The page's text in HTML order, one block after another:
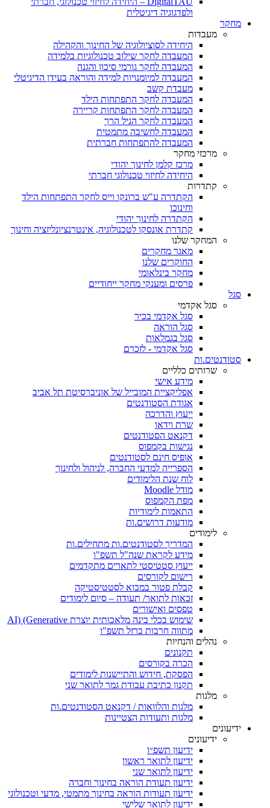
ולפדגוגיה דיגיטלית
מחקר
מעבדות
היחידה לסוציולוגיה של החינוך והקהילה
המעבדה לחקר שילוב טכנולוגיות בלמידה
המעבדה לחקר גורמי סיכון והגנה
המעבדה למיומנויות למידה והוראה בעידן הדיגיטלי
מעבדת קשב
המעבדה לחקר התפתחות הילד
המעבדה לחקר התפתחות קריירה
המעבדה לחקר הגיל הרך
המעבדה לחשיבה מתמטית
המעבדה להתפתחות חברתית
מרכזי מחקר
מרכז קלמן לחינוך יהודי
היחידה לחיזוי טכנולוגי חברתי
קתדרות
הקתדרה ע"ש ברונקו וייס לחקר התפתחות הילד
וחינוכו
הקתדרה לחינוך יהודי
קתדרת אונסקו לטכנולוגיה, אינטרנציונליזציה וחינוך
המחקר שלנו
מאגר מחקרים
החוקרים שלנו
מחקר בינלאומי
פרסים ומענקי מחקר ייחודיים
סגל
סגל אקדמי
סגל אקדמי בכיר
סגל הוראה
סגל בגמלאות
סגל אקדמי - לזכרם
סטודנטים.ות
שרותים כלליים
מידע אישי
אפליקציית המובייל של אוניברסיטת תל אביב
אגודת הסטודנטים
ייעוץ והדרכה
שרת וידאו
דקנאט הסטודנטים
נגישות בקמפוס
אופיס חינם לסטודנטים
הספרייה למדעי החברה, לניהול ולחינוך
לוח שנת הלימודים
מודל Moodle
מפת הקמפוס
התאמות לימודיות
מודעות דרושים.ות
לימודים
המדריך לסטודנטים.ות מתחילים.ות
מידע לקראת שנה"ל תשפ"ו
ייעוץ סטטיסטי לתארים מתקדמים
רישום לקורסים
קבלת פטור במבוא לסטטיסטיקה
זכאות לתואר/ תעודה – סיום לימודים
טפסים ואישורים
שימוש בכלי בינה מלאכותית יוצרת AI) (Generative
מתווה חרבות ברזל תשפ"ו
נהלים והנחיות
תקנונים
הכרה בקורסים
הפסקת, חידוש והתיישנות לימודים
תקנון כתיבת עבודת גמר לתואר שני
מלגות
מלגות והלוואות / דקנאט הסטודנטים.ות
מלגות ותעודות הצטיינות
ידיעונים
ידיעונים
ידיעון תשפ״ו
ידיעון לתואר ראשון
ידיעון לתואר שני
ידיעון תעודת הוראה בחינוך וחברה
ידיעון תעודות הוראה בחינוך מתמטי, מדעי וטכנולוגי
ידיעון לתואר שלישי